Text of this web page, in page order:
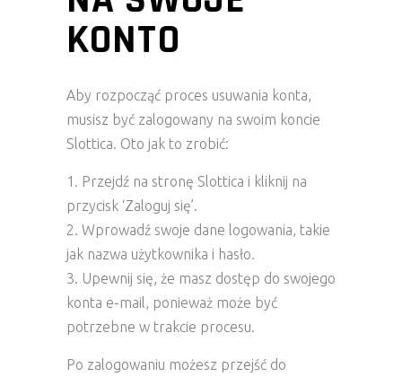
KONTO
Aby rozpocząć proces usuwania konta,
musisz być zalogowany na swoim koncie
Slottica. Oto jak to zrobić:
Przejdź na stronę Slottica i kliknij na
przycisk ‘Zaloguj się’.
Wprowadź swoje dane logowania, takie
jak nazwa użytkownika i hasło.
Upewnij się, że masz dostęp do swojego
konta e-mail, ponieważ może być
potrzebne w trakcie procesu.
Po zalogowaniu możesz przejść do